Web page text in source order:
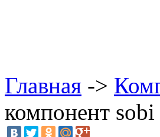
Главная ->
компонент sobi